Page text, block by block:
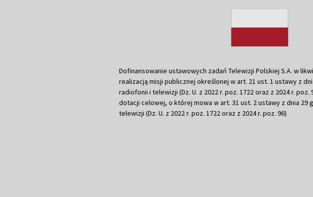
Dofinansowanie ustawowych zadań Telewizji Polskiej S.A. w
realizacją misji publicznej określonej w art. 21 ust. 1 ustawy z
radiofonii i telewizji (Dz. U. z 2022 r. poz. 1722 oraz z 2024 r.
dotacji celowej, o której mowa w art. 31 ust. 2 ustawy z dnia 29
telewizji (Dz. U. z 2022 r. poz. 1722 oraz z 2024 r. poz. 96)